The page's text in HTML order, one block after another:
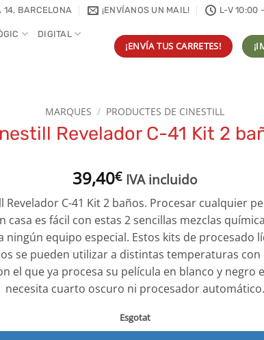
BARCELONA ¡ENVÍANOS UN MAIL! L-V 10:00
DIGITAL
¡ENVÍA TUS CARRETES!
MARQUES / PRODUCTES DE CINESTILL
Revelador C-41 Kit 2
39,40€ IVA incluido
Revelador C-41 Kit 2 baños. Procesar cualquier
casa es fácil con estas 2 sencillas mezclas
ningún equipo especial. Estos kits de procesado
se pueden utilizar a distintas temperaturas con
el que ya procesa su película en blanco y negro
necesita cuarto oscuro ni procesador automático.
Esgotat